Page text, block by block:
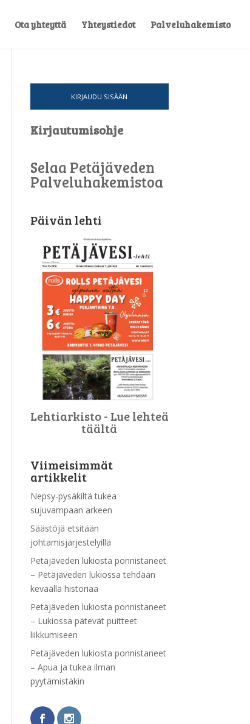
Ota yhteyttä Yhteystiedot Palveluhakemisto
KIRJAUDU SISÄÄN
Kirjautumisohje
Selaa Petäjäveden
Palveluhakemistoa
Päivän lehti
Lehtiarkisto - Lue lehteä
täältä
Viimeisimmät
artikkelit
Nepsy-pysäkiltä tukea
sujuvampaan arkeen
Säästöjä etsitään
johtamisjärjestelyillä
Petäjäveden lukiosta ponnistaneet
– Petäjäveden lukiossa tehdään
keväällä historiaa
Petäjäveden lukiosta ponnistaneet
– Lukiossa pätevät puitteet
liikkumiseen
Petäjäveden lukiosta ponnistaneet
– Apua ja tukea ilman
pyytämistäkin